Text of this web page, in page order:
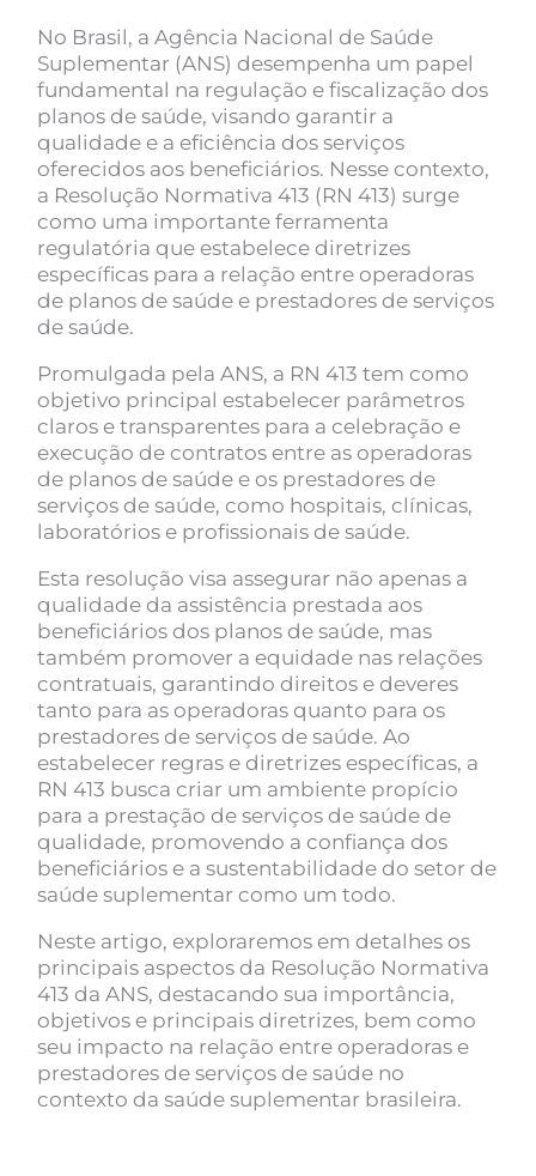
No Brasil, a Agência Nacional de Saúde
Suplementar (ANS) desempenha um papel
fundamental na regulação e fiscalização dos
planos de saúde, visando garantir a
qualidade e a eficiência dos serviços
oferecidos aos beneficiários. Nesse contexto,
a Resolução Normativa 413 (RN 413) surge
como uma importante ferramenta
regulatória que estabelece diretrizes
específicas para a relação entre operadoras
de planos de saúde e prestadores de serviços
de saúde.
Promulgada pela ANS, a RN 413 tem como
objetivo principal estabelecer parâmetros
claros e transparentes para a celebração e
execução de contratos entre as operadoras
de planos de saúde e os prestadores de
serviços de saúde, como hospitais, clínicas,
laboratórios e profissionais de saúde.
Esta resolução visa assegurar não apenas a
qualidade da assistência prestada aos
beneficiários dos planos de saúde, mas
também promover a equidade nas relações
contratuais, garantindo direitos e deveres
tanto para as operadoras quanto para os
prestadores de serviços de saúde. Ao
estabelecer regras e diretrizes específicas, a
RN 413 busca criar um ambiente propício
para a prestação de serviços de saúde de
qualidade, promovendo a confiança dos
beneficiários e a sustentabilidade do setor de
saúde suplementar como um todo.
Neste artigo, exploraremos em detalhes os
principais aspectos da Resolução Normativa
413 da ANS, destacando sua importância,
objetivos e principais diretrizes, bem como
seu impacto na relação entre operadoras e
prestadores de serviços de saúde no
contexto da saúde suplementar brasileira.